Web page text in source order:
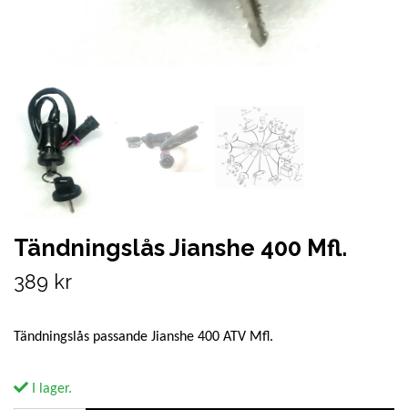
Tändningslås Jianshe 400 Mfl.
389 kr
Tändningslås passande Jianshe 400 ATV Mfl.
I lager.